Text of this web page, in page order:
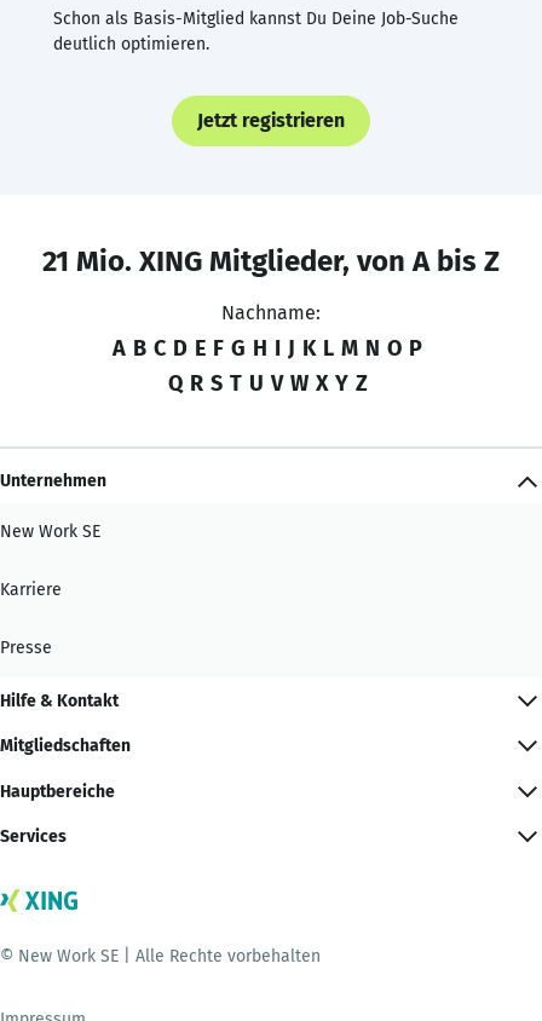
Schon als Basis-Mitglied kannst Du Deine Job-Suche
deutlich optimieren.
Jetzt registrieren
21 Mio. XING Mitglieder, von A bis Z
Nachname:
A B C D E F G H I J K L M N O P
Q R S T U V W X Y Z
Unternehmen
New Work SE
Karriere
Presse
Hilfe & Kontakt
Mitgliedschaften
Hauptbereiche
Services
© New Work SE | Alle Rechte vorbehalten